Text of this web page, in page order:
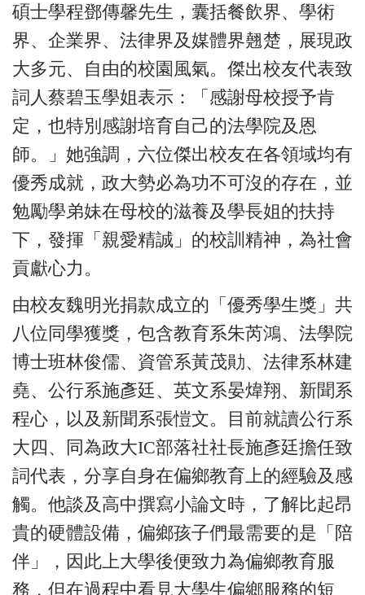
碩士學程鄧傳馨先生，囊括餐飲界、學術
界、企業界、法律界及媒體界翹楚，展現政
大多元、自由的校園風氣。傑出校友代表致
詞人蔡碧玉學姐表示：「感謝母校授予肯
定，也特別感謝培育自己的法學院及恩
師。」她強調，六位傑出校友在各領域均有
優秀成就，政大勢必為功不可沒的存在，並
勉勵學弟妹在母校的滋養及學長姐的扶持
下，發揮「親愛精誠」的校訓精神，為社會
貢獻心力。
由校友魏明光捐款成立的「優秀學生獎」共
八位同學獲獎，包含教育系朱芮鴻、法學院
博士班林俊儒、資管系黃茂勛、法律系林建
堯、公行系施彥廷、英文系晏煒翔、新聞系
程心，以及新聞系張愷文。目前就讀公行系
大四、同為政大IC部落社社長施彥廷擔任致
詞代表，分享自身在偏鄉教育上的經驗及感
觸。他談及高中撰寫小論文時，了解比起昂
貴的硬體設備，偏鄉孩子們最需要的是「陪
伴」，因此上大學後便致力為偏鄉教育服
務，但在過程中看見大學生偏鄉服務的短